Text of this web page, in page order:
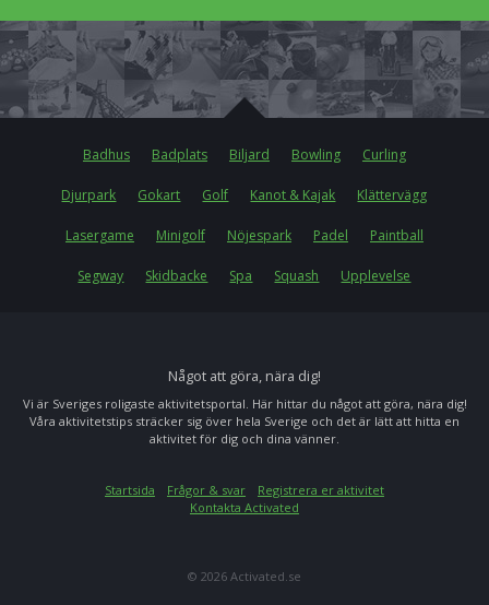
Badhus Badplats Biljard Bowling Curling
Djurpark Gokart Golf Kanot & Kajak Klättervägg
Lasergame Minigolf Nöjespark Padel Paintball
Segway Skidbacke Spa Squash Upplevelse
Något att göra, nära dig!
Vi är Sveriges roligaste aktivitetsportal. Här hittar du något att göra, nära dig!
Våra aktivitetstips sträcker sig över hela Sverige och det är lätt att hitta en
aktivitet för dig och dina vänner.
Startsida Frågor & svar
Registrera er aktivitet
Kontakta Activated
© 2026 Activated.se